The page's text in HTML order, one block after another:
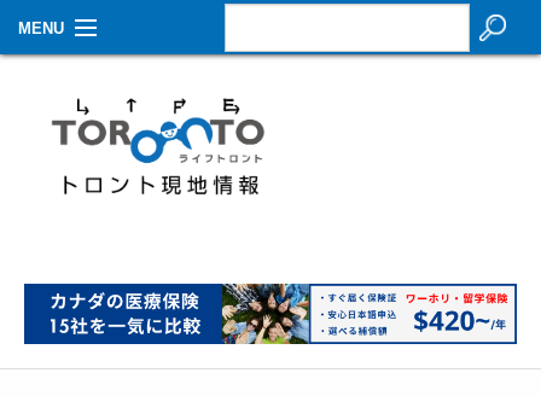
MENU
生活情報
その他
イベントカレンダー